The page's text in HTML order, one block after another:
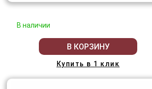
В наличии
В КОРЗИНУ
Купить в 1 клик